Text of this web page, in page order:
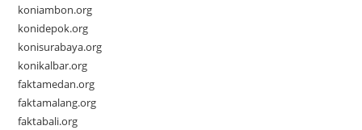
koniambon.org
konidepok.org
konisurabaya.org
konikalbar.org
faktamedan.org
faktamalang.org
faktabali.org